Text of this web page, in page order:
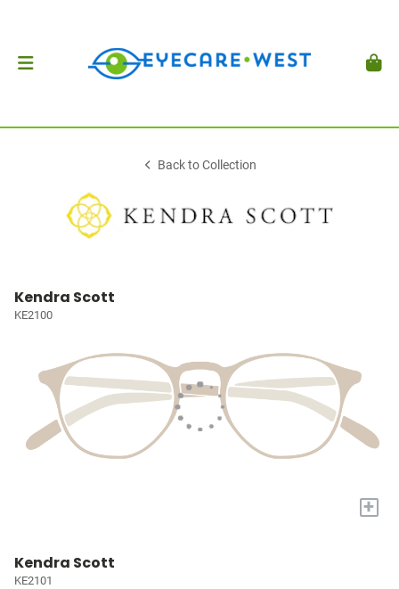
Back to Collection
Kendra Scott
KE2100
+
Kendra Scott
KE2101